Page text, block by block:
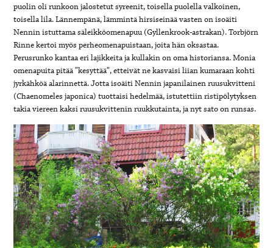
puolin oli runkoon jalostetut syreenit, toisella puolella valkoinen,
toisella lila. Lännempänä, lämmintä hirsiseinää vasten on isoäiti
Nennin istuttama säleikköomenapuu (Gyllenkrook-astrakan). Torbjörn
Rinne kertoi myös perheomenapuistaan, joita hän oksastaa.
Perusrunko kantaa eri lajikkeita ja kullakin on oma historiansa. Monia
omenapuita pitää ”kesyttää”, etteivät ne kasvaisi liian kumaraan kohti
jyrkähköä alarinnettä. Jotta isoäiti Nennin japanilainen ruusukvitteni
(Chaenomeles japonica) tuottaisi hedelmää, istutettiin ristipölytyksen
takia viereen kaksi ruusukvittenin ruukkutainta, ja nyt sato on runsas.